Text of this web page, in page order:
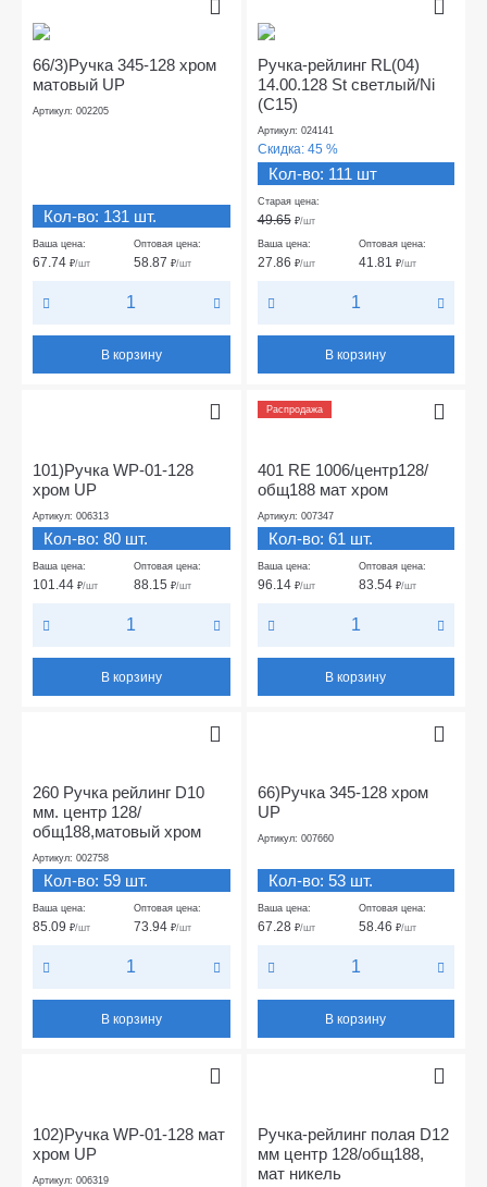
66/3)Ручка 345-128 хром
матовый UP
Артикул: 002205
Кол-во: 131 шт.
Ваша цена:
67.74 ₽/шт
Оптовая цена:
58.87₽/шт
В корзину
Ручка-рейлинг RL(04)
14.00.128 St светлый/Ni
(С15)
Артикул: 024141
Скидка: 45 %
Кол-во: 111 шт
Старая цена:
49.65 ₽/шт
Ваша цена:
27.86 ₽/шт
Оптовая цена:
41.81 ₽/шт
В корзину
101)Ручка WP-01-128
хром UP
Артикул: 006313
Кол-во: 80 шт.
Ваша цена:
101.44 ₽/шт
Оптовая цена:
88.15₽/шт
В корзину
Распродажа
401 RE 1006/центр128/
общ188 мат хром
Артикул: 007347
Кол-во: 61 шт.
Ваша цена:
96.14 ₽/шт
Оптовая цена:
83.54 ₽/шт
В корзину
260 Ручка рейлинг D10
мм. центр 128/
общ188,матовый хром
Артикул: 002758
Кол-во: 59 шт.
Ваша цена:
85.09 ₽/шт
Оптовая цена:
73.94₽/шт
В корзину
66)Ручка 345-128 хром
UP
Артикул: 007660
Кол-во: 53 шт.
Ваша цена:
67.28 ₽/шт
Оптовая цена:
58.46 ₽/шт
В корзину
102)Ручка WP-01-128 мат
хром UP
Артикул: 006319
Ручка-рейлинг полая D12
мм центр 128/общ188,
мат никель